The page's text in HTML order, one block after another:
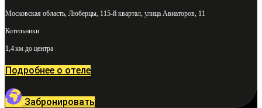
Московская область, Люберцы, 115-й квартал, улица Авиаторов, 11
Котельники
1,4 км до центра
Подробнее о отеле
Забронировать